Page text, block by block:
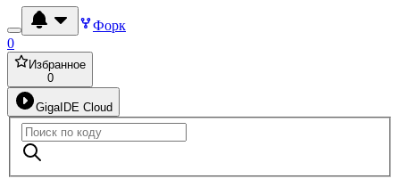
Форк
0
Избранное
0
GigaIDE Cloud